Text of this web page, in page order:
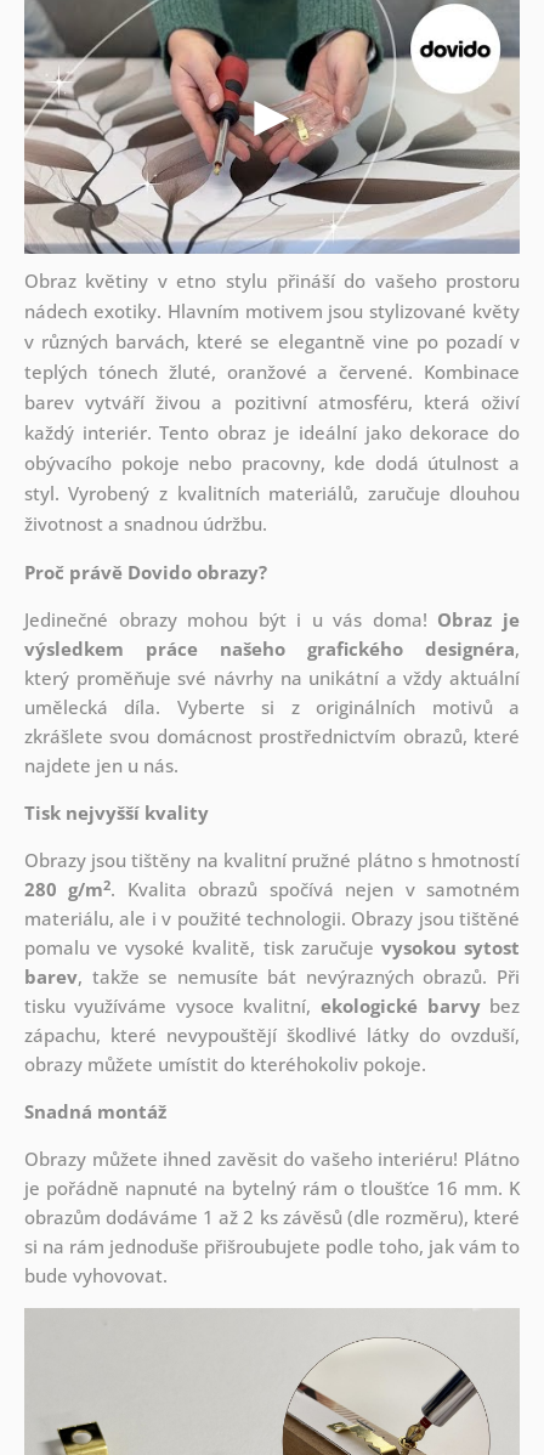
Obraz květiny v etno stylu přináší do vašeho prostoru
nádech exotiky. Hlavním motivem jsou stylizované květy
v různých barvách, které se elegantně vine po pozadí v
teplých tónech žluté, oranžové a červené. Kombinace
barev vytváří živou a pozitivní atmosféru, která oživí
každý interiér. Tento obraz je ideální jako dekorace do
obývacího pokoje nebo pracovny, kde dodá útulnost a
styl. Vyrobený z kvalitních materiálů, zaručuje dlouhou
životnost a snadnou údržbu.
Proč právě Dovido obrazy?
Jedinečné obrazy mohou být i u vás doma! Obraz je
výsledkem práce našeho grafického designéra,
který proměňuje své návrhy na unikátní a vždy aktuální
umělecká díla. Vyberte si z originálních motivů a
zkrášlete svou domácnost prostřednictvím obrazů, které
najdete jen u nás.
Tisk nejvyšší kvality
Obrazy jsou tištěny na kvalitní pružné plátno s hmotností
280 g/m2. Kvalita obrazů spočívá nejen v samotném
materiálu, ale i v použité technologii. Obrazy jsou tištěné
pomalu ve vysoké kvalitě, tisk zaručuje vysokou sytost
barev, takže se nemusíte bát nevýrazných obrazů. Při
tisku využíváme vysoce kvalitní,ekologické barvybez
zápachu, které nevypouštějí škodlivé látky do ovzduší,
obrazy můžete umístit do kteréhokoliv pokoje.
Snadná montáž
Obrazy můžete ihned zavěsit do vašeho interiéru! Plátno
je pořádně napnuté na bytelný rám o tloušťce 16 mm. K
obrazům dodáváme 1 až 2 ks závěsů (dle rozměru), které
si na rám jednoduše přišroubujete podle toho, jak vám to
bude vyhovovat.